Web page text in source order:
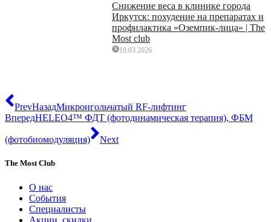
Снижение веса в клинике города
Иркутск: похудение на препаратах и
профилактика «Оземпик-лица» | The
Most club
19.03.2026
PrevНазадМикроигольчатый RF-лифтинг
ВпередHELEO4™ ФДТ (фотодинамическая терапия), ФБМ
(фотобиомодуляция) Next
The Most Club
О нас
События
Специалисты
Акции, скидки